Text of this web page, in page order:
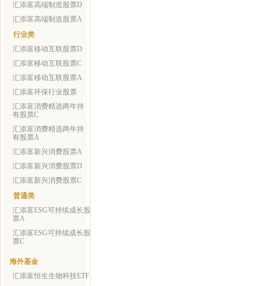
汇添富高端制造股票D
汇添富高端制造股票A
行业类
汇添富移动互联股票D
汇添富移动互联股票C
汇添富移动互联股票A
汇添富环保行业股票
汇添富消费精选两年持
有股票C
汇添富消费精选两年持
有股票A
汇添富新兴消费股票A
汇添富新兴消费股票D
汇添富新兴消费股票C
普通类
汇添富ESG可持续成长股
票A
汇添富ESG可持续成长股
票C
海外基金
汇添富恒生生物科技ETF